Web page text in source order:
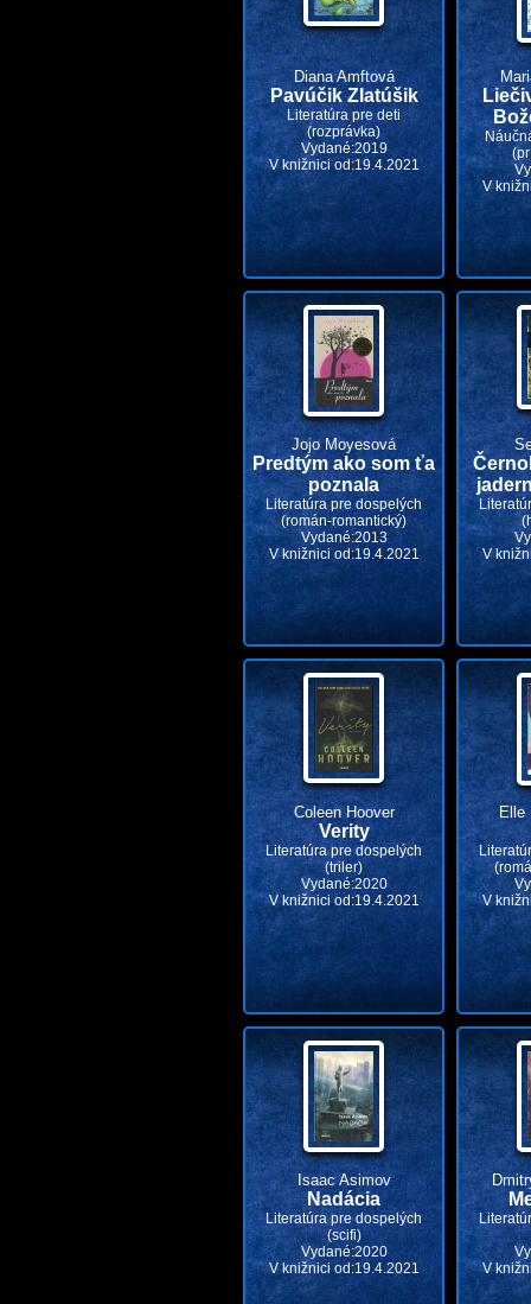
Diana Amftová
Pavúčik Zlatúšik
Literatúra pre deti
(rozprávka)
Vydané:2019
V knižnici od:19.4.2021
V
Jojo Moyesová
Predtým ako som ťa
poznala
Literatúra pre dospelých
(román-romantický)
Vydané:2013
V knižnici od:19.4.2021
V
Coleen Hoover
Verity
Literatúra pre dospelých
(triler)
Vydané:2020
V knižnici od:19.4.2021
Elle
V
Isaac Asimov
Nadácia
Literatúra pre dospelých
(scifi)
Vydané:2020
V knižnici od:19.4.2021
V